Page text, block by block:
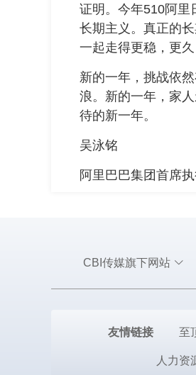
证明。今年510阿里
长期主义。真正的
一起走得更稳，更久
新的一年，挑战依
浪。新的一年，家
待的新一年。
吴泳铭
阿里巴巴集团首席
CBI传媒旗下网站
友情链接 至
人力资